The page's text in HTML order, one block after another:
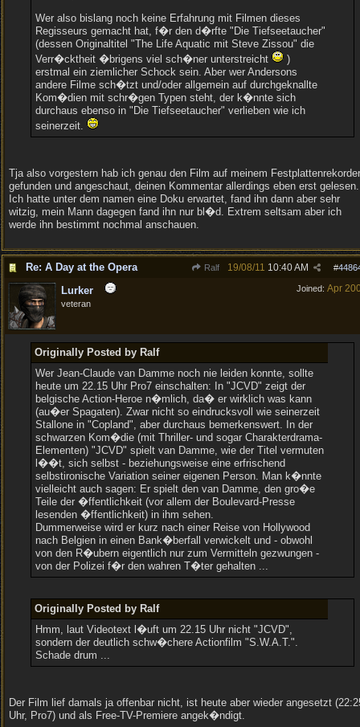
Wer also bislang noch keine Erfahrung mit Filmen dieses
Regisseurs gemacht hat, f�r den d�rfte "Die Tiefseetaucher"
(dessen Originaltitel "The Life Aquatic mit Steve Zissou" die
Verr�cktheit �brigens viel sch�ner unterstreicht
)
erstmal ein ziemlicher Schock sein. Aber wer Andersons
andere Filme sch�tzt und/oder allgemein auf durchgeknallte
Kom�dien mit schr�gen Typen steht, der k�nnte sich
durchaus ebenso in "Die Tiefseetaucher" verlieben wie ich
seinerzeit.
Tja also vorgestern hab ich genau den Film auf meinem Festplattenrekorder
gefunden und angeschaut, deinen Kommentar allerdings eben erst gelesen.
Ich hatte unter dem namen eine Doku erwartet, fand ihn dann aber sehr
witzig, mein Mann dagegen fand ihn nur bl�d. Extrem seltsam aber ich
werde ihn bestimmt nochmal anschauen.
Re: A Day at the Opera Ralf #
19/08/11 10:40 AM
Joined: Apr
Lurker
veteran
Originally Posted by Ralf
Wer Jean-Claude van Damme noch nie leiden konnte, sollte
heute um 22.15 Uhr Pro7 einschalten: In "JCVD" zeigt der
belgische Action-Heroe n�mlich, da� er wirklich was kann
(au�er Spagaten). Zwar nicht so eindrucksvoll wie seinerzeit
Stallone in "Copland", aber durchaus bemerkenswert. In der
schwarzen Kom�die (mit Thriller- und sogar Charakterdrama-
Elementen) "JCVD" spielt van Damme, wie der Titel vermuten
l��t, sich selbst - beziehungsweise eine erfrischend
selbstironische Variation seiner eigenen Person. Man k�nnte
vielleicht auch sagen: Er spielt den van Damme, den gro�e
Teile der �ffentlichkeit (vor allem der Boulevard-Presse
lesenden �ffentlichkeit) in ihm sehen.
Dummerweise wird er kurz nach einer Reise von Hollywood
nach Belgien in einen Bank�berfall verwickelt und - obwohl
von den R�ubern eigentlich nur zum Vermitteln gezwungen -
von der Polizei f�r den wahren T�ter gehalten ...
Originally Posted by Ralf
Hmm, laut Videotext l�uft um 22.15 Uhr nicht "JCVD",
sondern der deutlich schw�chere Actionfilm "S.W.A.T.".
Schade drum ...
Der Film lief damals ja offenbar nicht, ist heute aber wieder angesetzt
Uhr, Pro7) und als Free-TV-Premiere angek�ndigt.